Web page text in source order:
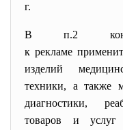
г.
В п.2
к рекламе
изделий
техники, а также
диагностики,
товаров и